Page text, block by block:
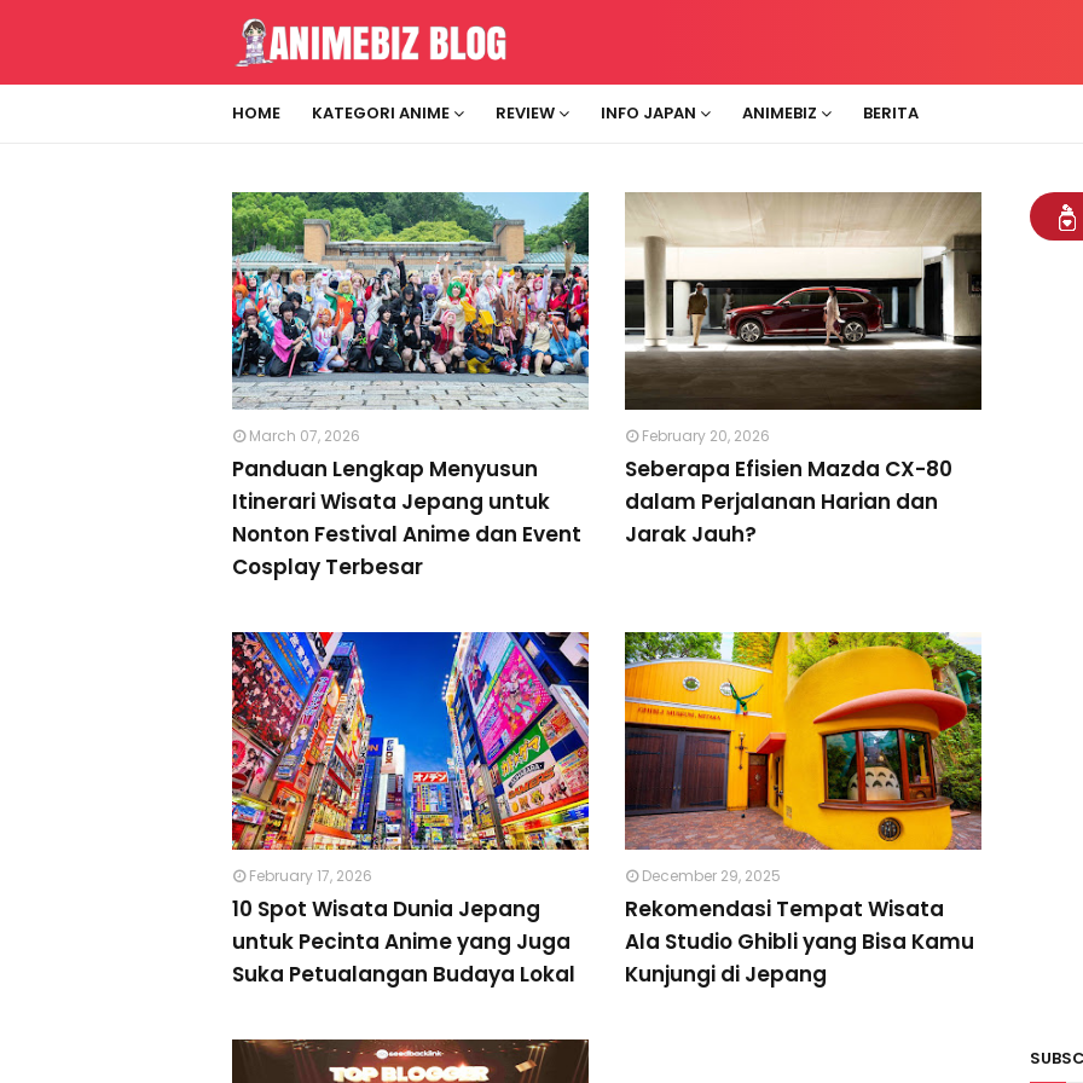
HOME KATEGORI ANIME REVIEW INFO JAPAN ANIMEBIZ BERITA
March 07, 2026
Panduan Lengkap Menyusun
Itinerari Wisata Jepang untuk
Nonton Festival Anime dan Event
Cosplay Terbesar
February 20, 2026
Seberapa Efisien Mazda CX-80
dalam Perjalanan Harian dan
Jarak Jauh?
February 17, 2026
10 Spot Wisata Dunia Jepang
untuk Pecinta Anime yang Juga
Suka Petualangan Budaya Lokal
December 29, 2025
Rekomendasi Tempat Wisata
Ala Studio Ghibli yang Bisa Kamu
Kunjungi di Jepang